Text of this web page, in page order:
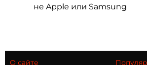
не Apple или Samsung
О сайте